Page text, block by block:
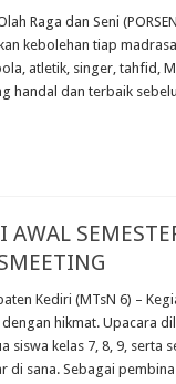
Raga dan Seni
kebolehan tiap
atletik, singer, tahfid,
handal dan terbaik
AWAL
Kediri (MTsN 6) –
hikmat. Upacara
siswa kelas 7, 8, 9, serta
di sana. Sebagai